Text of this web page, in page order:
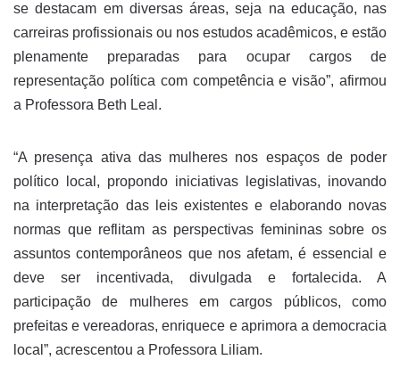
se destacam em diversas áreas, seja na educação, nas
carreiras profissionais ou nos estudos acadêmicos, e estão
plenamente preparadas para ocupar cargos de
representação política com competência e visão”, afirmou
a Professora Beth Leal.
“A presença ativa das mulheres nos espaços de poder
político local, propondo iniciativas legislativas, inovando
na interpretação das leis existentes e elaborando novas
normas que reflitam as perspectivas femininas sobre os
assuntos contemporâneos que nos afetam, é essencial e
deve ser incentivada, divulgada e fortalecida. A
participação de mulheres em cargos públicos, como
prefeitas e vereadoras, enriquece e aprimora a democracia
local”, acrescentou a Professora Liliam.